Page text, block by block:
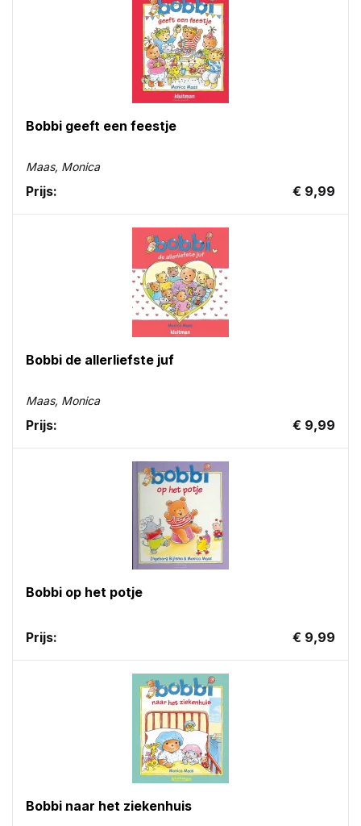
Bobbi geeft een feestje
Maas, Monica
Prijs: € 9,99
Bobbi de allerliefste juf
Maas, Monica
Prijs: € 9,99
Bobbi op het potje
Prijs: € 9,99
Bobbi naar het ziekenhuis